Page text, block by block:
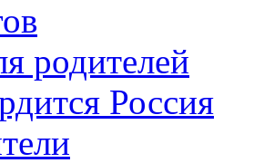
родителей
Россия